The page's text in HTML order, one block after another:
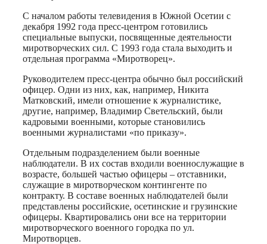
С началом работы телевидения в Южной Осетии с
декабря 1992 года пресс-центром готовились
специальные выпуски, посвященные деятельности
миротворческих сил. С 1993 года стала выходить и
отдельная программа «Миротворец».
Руководителем пресс-центра обычно был российский
офицер. Одни из них, как, например, Никита
Матковский, имели отношение к журналистике,
другие, например, Владимир Светельский, были
кадровыми военными, которые становились
военными журналистами «по приказу».
Отдельным подразделением были военные
наблюдатели. В их состав входили военнослужащие в
возрасте, большей частью офицеры – отставники,
служащие в миротворческом контингенте по
контракту. В составе военных наблюдателей были
представлены российские, осетинские и грузинские
офицеры. Квартировались они все на территории
миротворческого военного городка по ул.
Миротворцев.